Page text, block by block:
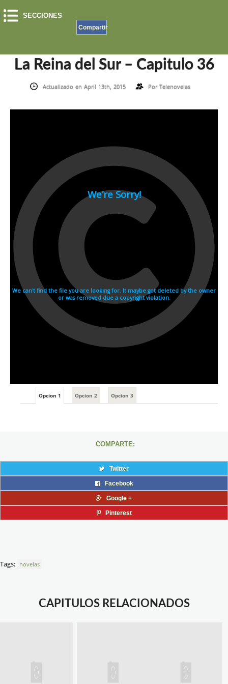
SECCIONES
Compartir
»LA REINA DEL SUR – CAPITULO 36
La Reina del Sur – Capitulo 36
Actualizado en April 13th, 2015 PorTelenovelas
Opcion 1 Opcion 2 Opcion 3
COMPARTE:
Twitter
Facebook
Google +
Pinterest
Tags: novelas
CAPITULOS RELACIONADOS